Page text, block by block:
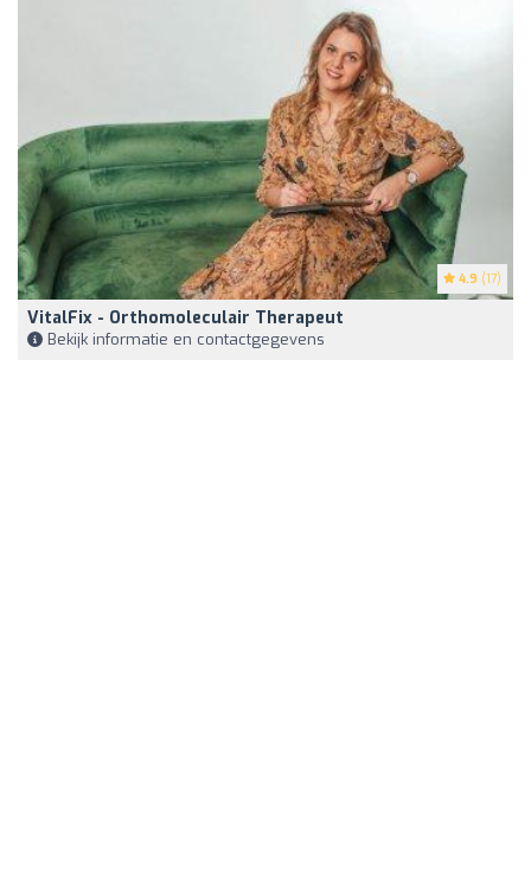
4.9 (17)
VitalFix - Orthomoleculair Therapeut
Bekijk informatie en contactgegevens